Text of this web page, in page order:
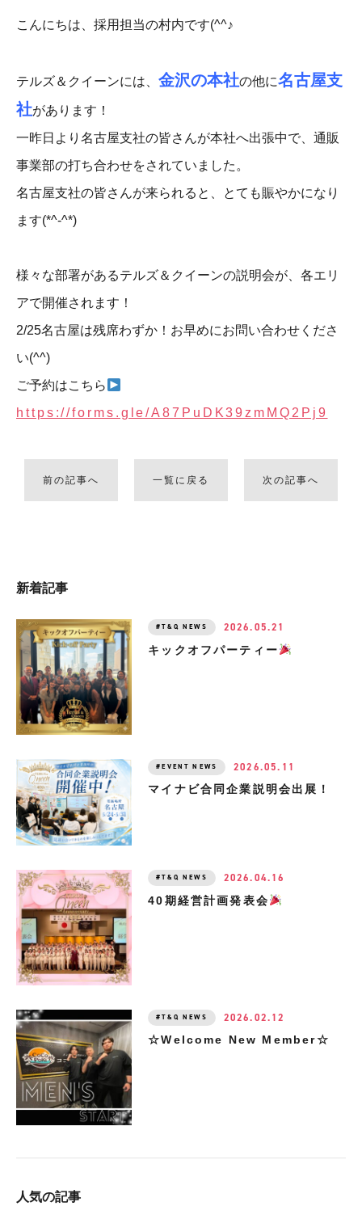
こんにちは、採用担当の村内です(^^♪
テルズ＆クイーンには、 金沢の本社の他に名古屋支
社があります！
一昨日より名古屋支社の皆さんが本社へ出張中で、通販
事業部の打ち合わせをされていました。
名古屋支社の皆さんが来られると、とても賑やかになり
ます(*^-^*)
様々な部署があるテルズ＆クイーンの説明会が、各エリ
アで開催されます！
2/25名古屋は残席わずか！お早めにお問い合わせくださ
い(^^)
ご予約はこちら
https://forms.gle/A87PuDK39zmMQ2Pj9
前の記事へ 一覧に戻る 次の記事へ
新着記事
T&Q NEWS
2026.05.21
キックオフパーティー
EVENT NEWS
2026.05.11
マイナビ合同企業説明会出展！
T&Q NEWS
2026.04.16
40期経営計画発表会
T&Q NEWS
2026.02.12
☆Welcome New Member☆
人気の記事